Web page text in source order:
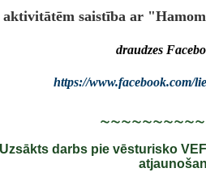
aktivitātēm saistība ar
draudzes
https://www.facebook.com/
Uzsākts darbs pie vēsturisko